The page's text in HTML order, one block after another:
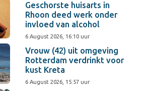
Geschorste huisarts in
Rhoon deed werk onder
invloed van alcohol
6 August 2026, 16:10 uur
Vrouw (42) uit omgeving
Rotterdam verdrinkt voor
kust Kreta
6 August 2026, 15:57 uur